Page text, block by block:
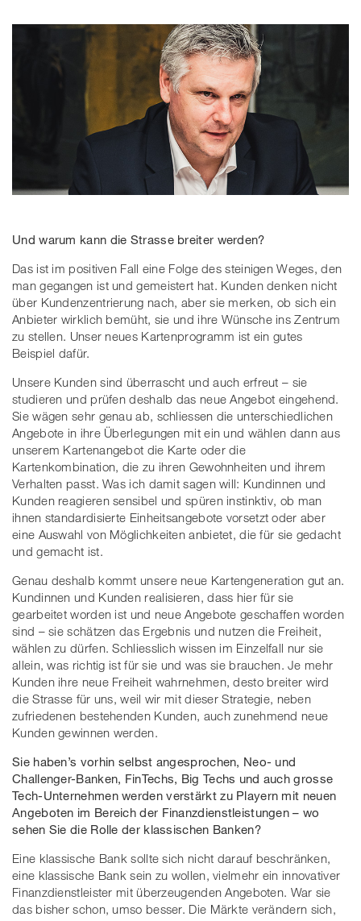
Und warum kann die Strasse breiter werden?
Das ist im positiven Fall eine Folge des steinigen Weges, den
man gegangen ist und gemeistert hat. Kunden denken nicht
über Kundenzentrierung nach, aber sie merken, ob sich ein
Anbieter wirklich bemüht, sie und ihre Wünsche ins Zentrum
zu stellen. Unser neues Kartenprogramm ist ein gutes
Beispiel dafür.
Unsere Kunden sind überrascht und auch erfreut – sie
studieren und prüfen deshalb das neue Angebot eingehend.
Sie wägen sehr genau ab, schliessen die unterschiedlichen
Angebote in ihre Überlegungen mit ein und wählen dann aus
unserem Kartenangebot die Karte oder die
Kartenkombination, die zu ihren Gewohnheiten und ihrem
Verhalten passt. Was ich damit sagen will: Kundinnen und
Kunden reagieren sensibel und spüren instinktiv, ob man
ihnen standardisierte Einheitsangebote vorsetzt oder aber
eine Auswahl von Möglichkeiten anbietet, die für sie gedacht
und gemacht ist.
Genau deshalb kommt unsere neue Kartengeneration gut an.
Kundinnen und Kunden realisieren, dass hier für sie
gearbeitet worden ist und neue Angebote geschaffen worden
sind – sie schätzen das Ergebnis und nutzen die Freiheit,
wählen zu dürfen. Schliesslich wissen im Einzelfall nur sie
allein, was richtig ist für sie und was sie brauchen. Je mehr
Kunden ihre neue Freiheit wahrnehmen, desto breiter wird
die Strasse für uns, weil wir mit dieser Strategie, neben
zufriedenen bestehenden Kunden, auch zunehmend neue
Kunden gewinnen werden.
Sie haben’s vorhin selbst angesprochen, Neo- und
Challenger-Banken, FinTechs, Big Techs und auch grosse
Tech-Unternehmen werden verstärkt zu Playern mit neuen
Angeboten im Bereich der Finanzdienstleistungen – wo
sehen Sie die Rolle der klassischen Banken?
Eine klassische Bank sollte sich nicht darauf beschränken,
eine klassische Bank sein zu wollen, vielmehr ein innovativer
Finanzdienstleister mit überzeugenden Angeboten. War sie
das bisher schon, umso besser. Die Märkte verändern sich,